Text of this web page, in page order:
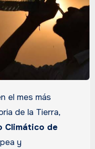
de la Tierra,
Climático de
y